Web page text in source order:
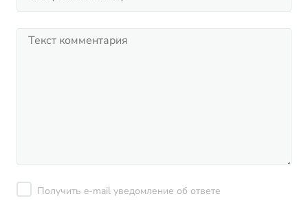
Получить e-mail уведомление об ответе